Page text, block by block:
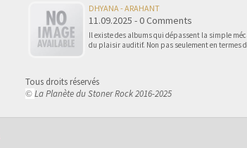
DHYANA - ARAHANT
11.09.2025 - 0 Comments
Il existe des albums qui dépassent la simple
du plaisir auditif. Non pas seulement en termes
Tous droits réservés
© La Planète du Stoner Rock 2016-2025